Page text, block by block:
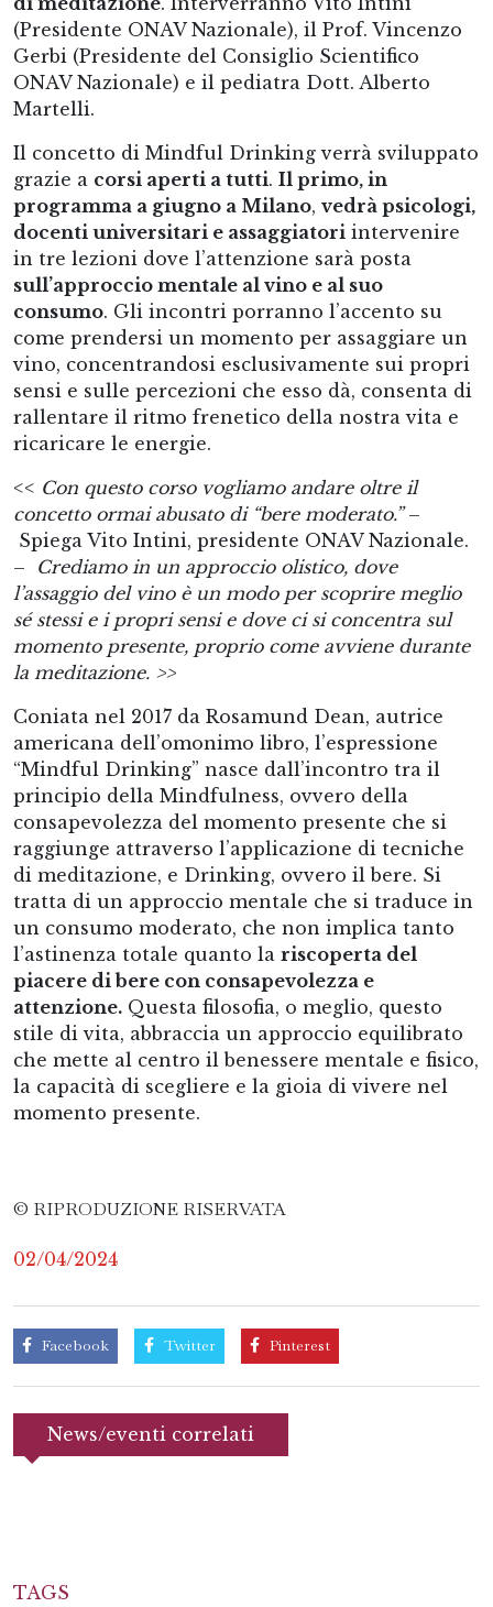
(Presidente ONAV Nazionale), il Prof. Vincenzo
Gerbi (Presidente del Consiglio Scientifico
ONAV Nazionale) e il pediatra Dott. Alberto
Martelli.
Il concetto di Mindful Drinking verrà sviluppato
grazie a corsi aperti a tutti. Il primo, in
programma a giugno a Milano, vedrà psicologi,
docenti universitari e assaggiatori intervenire
in tre lezioni dove l’attenzione sarà posta
sull’approccio mentale al vino e al suo
consumo. Gli incontri porranno l’accento su
come prendersi un momento per assaggiare un
vino, concentrandosi esclusivamente sui propri
sensi e sulle percezioni che esso dà, consenta di
rallentare il ritmo frenetico della nostra vita e
ricaricare le energie.
<< Con questo corso vogliamo andare oltre il
concetto ormai abusato di “bere moderato.”–
Spiega Vito Intini, presidente ONAV Nazionale.
– Crediamo in un approccio olistico, dove
l’assaggio del vino è un modo per scoprire meglio
sé stessi e i propri sensi e dove ci si concentra sul
momento presente, proprio come avviene durante
la meditazione. >>
Coniata nel 2017 da Rosamund Dean, autrice
americana dell’omonimo libro, l’espressione
“Mindful Drinking” nasce dall’incontro tra il
principio della Mindfulness, ovvero della
consapevolezza del momento presente che si
raggiunge attraverso l’applicazione di tecniche
di meditazione, e Drinking, ovvero il bere. Si
tratta di un approccio mentale che si traduce in
un consumo moderato, che non implica tanto
l’astinenza totale quanto la riscoperta del
piacere di bere con consapevolezza e
attenzione. Questa filosofia, o meglio, questo
stile di vita, abbraccia un approccio equilibrato
che mette al centro il benessere mentale e fisico,
la capacità di scegliere e la gioia di vivere nel
momento presente.
© RIPRODUZIONE RISERVATA
02/04/2024
Facebook Twitter Pinterest
News/eventi correlati
TAGS